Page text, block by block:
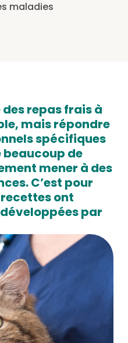
maladies
repas frais à
mais répondre
spécifiques
de
mener à des
C’est pour
ont
par